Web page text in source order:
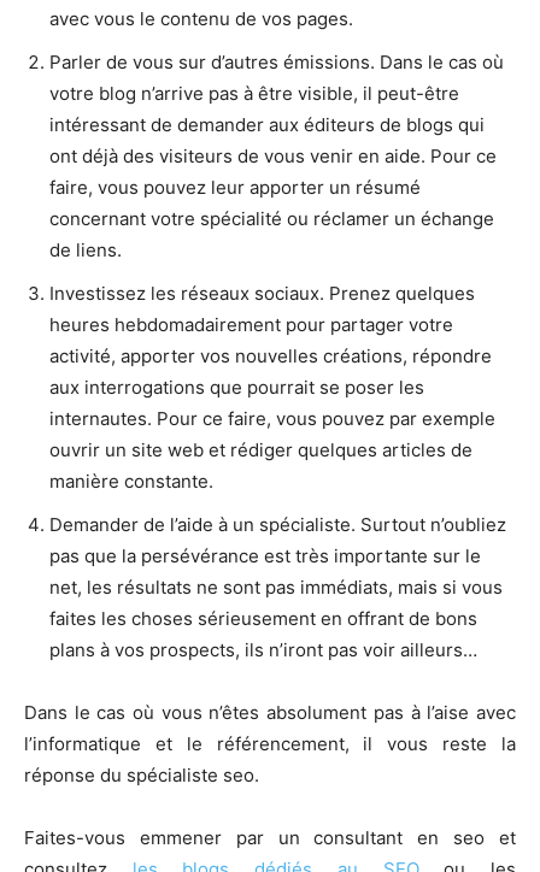
avec vous le contenu de vos pages.
Parler de vous sur d’autres émissions. Dans le cas où
votre blog n’arrive pas à être visible, il peut-être
intéressant de demander aux éditeurs de blogs qui
ont déjà des visiteurs de vous venir en aide. Pour ce
faire, vous pouvez leur apporter un résumé
concernant votre spécialité ou réclamer un échange
de liens.
Investissez les réseaux sociaux. Prenez quelques
heures hebdomadairement pour partager votre
activité, apporter vos nouvelles créations, répondre
aux interrogations que pourrait se poser les
internautes. Pour ce faire, vous pouvez par exemple
ouvrir un site web et rédiger quelques articles de
manière constante.
Demander de l’aide à un spécialiste. Surtout n’oubliez
pas que la persévérance est très importante sur le
net, les résultats ne sont pas immédiats, mais si vous
faites les choses sérieusement en offrant de bons
plans à vos prospects, ils n’iront pas voir ailleurs…
Dans le cas où vous n’êtes absolument pas à l’aise avec
l’informatique et le référencement, il vous reste la
réponse du spécialiste seo.
Faites-vous emmener par un consultant en seo et